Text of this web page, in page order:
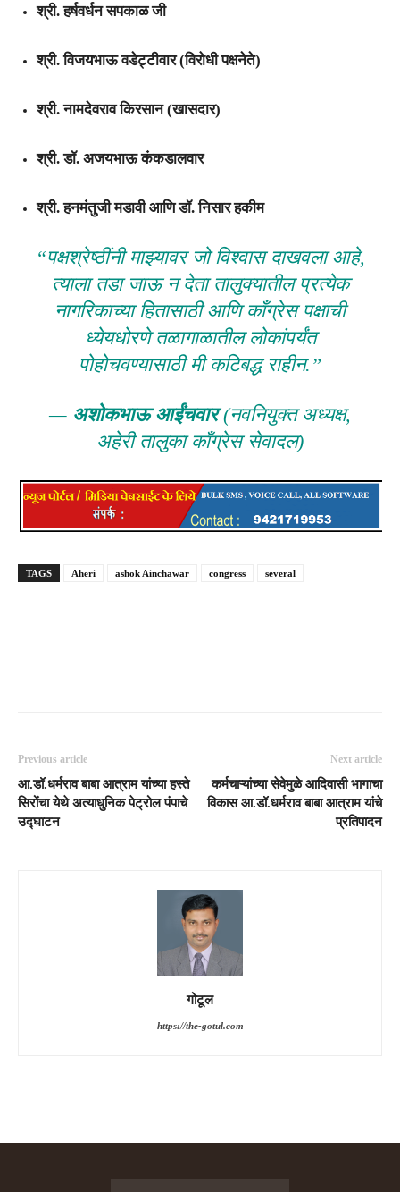
श्री. हर्षवर्धन सपकाळ जी
श्री. विजयभाऊ वडेट्टीवार(विरोधी पक्षनेते)
श्री. नामदेवराव किरसान(खासदार)
श्री. डॉ. अजयभाऊ कंकडालवार
श्री. हनमंतुजी मडावीआणिडॉ. निसार हकीम
“पक्षश्रेष्ठींनी माझ्यावर जो विश्वास दाखवला आहे,
त्याला तडा जाऊ न देता तालुक्यातील प्रत्येक
नागरिकाच्या हितासाठी आणि काँग्रेस पक्षाची
ध्येयधोरणे तळागाळातील लोकांपर्यंत
पोहोचवण्यासाठी मी कटिबद्ध राहीन.”
— अशोकभाऊ आईंचवार(नवनियुक्त अध्यक्ष,
अहेरी तालुका काँग्रेस सेवादल)
TAGS Aheri ashok Ainchawar congress several
Previous article
आ.डॉ.धर्मराव बाबा आत्राम यांच्या हस्ते
सिरोंचा येथे अत्याधुनिक पेट्रोल पंपाचे
उद्घाटन
Next article
कर्मचाऱ्यांच्या सेवेमुळे आदिवासी भागाचा
विकास आ.डॉ.धर्मराव बाबा आत्राम यांचे
प्रतिपादन
गोटूल
https://the-gotul.com